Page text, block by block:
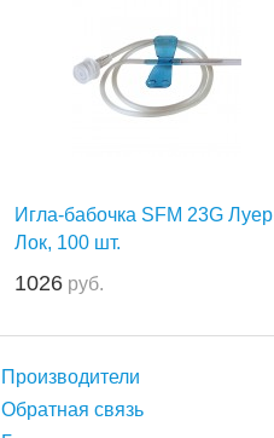
Игла-бабочка SFM 23G Луер
Лок, 100 шт.
1026 руб.
Производители
Обратная связь